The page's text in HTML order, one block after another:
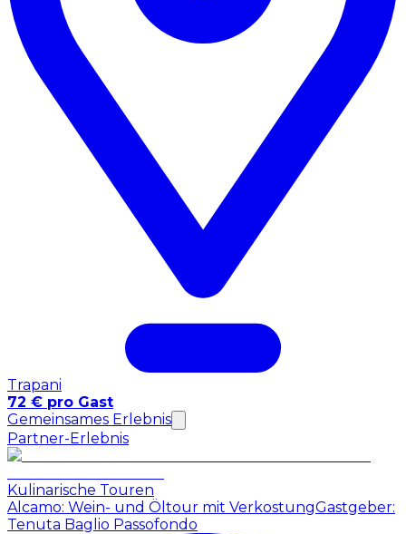
Trapani
72 € pro Gast
Gemeinsames Erlebnis
Partner-Erlebnis
Kulinarische Touren
Alcamo: Wein- und Öltour mit VerkostungGastgeber:
Tenuta Baglio Passofondo